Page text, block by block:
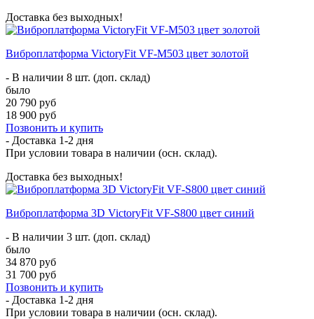
Доставка без выходных!
Виброплатформа VictoryFit VF-M503 цвет золотой
- В наличии 8 шт. (доп. склад)
было
20 790 руб
18 900 руб
Позвонить и купить
- Доставка 1-2 дня
При условии товара в наличии (осн. склад).
Доставка без выходных!
Виброплатформа 3D VictoryFit VF-S800 цвет синий
- В наличии 3 шт. (доп. склад)
было
34 870 руб
31 700 руб
Позвонить и купить
- Доставка 1-2 дня
При условии товара в наличии (осн. склад).